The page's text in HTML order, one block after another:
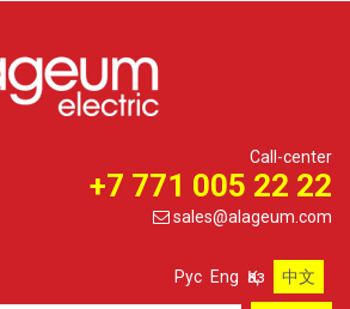
Call-center
+7 771 005 22 22
sales@alageum.com
Рус Eng Қаз 中文